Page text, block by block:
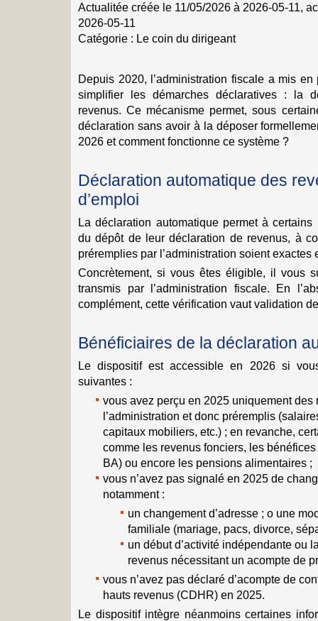
Actualitée créée le 11/05/2026 à 2026-05-11,
2026-05-11
Catégorie : Le coin du dirigeant
Depuis 2020, l’administration fiscale a mis
simplifier les démarches déclaratives : la
revenus. Ce mécanisme permet, sous
déclaration sans avoir à la déposer
2026 et comment fonctionne ce système ?
Déclaration automatique des
d’emploi
La déclaration automatique permet à certains
du dépôt de leur déclaration de revenus, à
préremplies par l’administration soient exactes
Concrètement, si vous êtes éligible, il vous
transmis par l’administration fiscale. En
complément, cette vérification vaut validation
Bénéficiaires de la déclaration
Le dispositif est accessible en 2026 si
suivantes :
vous avez perçu en 2025 uniquement des
l’administration et donc préremplis
capitaux mobiliers, etc.) ; en revanche,
comme les revenus fonciers, les
BA) ou encore les pensions alimentaires ;
vous n’avez pas signalé en 2025 de
notamment :
un changement d’adresse ; o une
familiale (mariage, pacs, divorce,
un début d’activité indépendante ou
revenus nécessitant un acompte de
vous n’avez pas déclaré d’acompte de
hauts revenus (CDHR) en 2025.
Le dispositif intègre néanmoins certaines